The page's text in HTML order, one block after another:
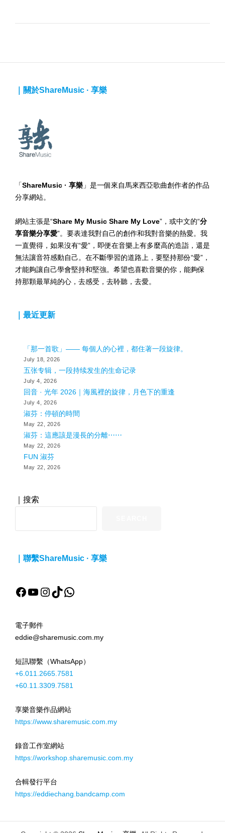
｜關於ShareMusic · 享樂
「ShareMusic · 享樂 」是一個來自馬來西亞歌曲創作者的作品
分享網站。
網站主張是“Share My Music Share My Love”，或中文的“分
享音樂分享愛”。要表達我對自己的創作和我對音樂的熱愛。我
一直覺得，如果沒有“愛”，即便在音樂上有多麼高的造詣，還是
無法讓音符感動自己。在不斷學習的道路上，要堅持那份“愛”，
才能夠讓自己學會堅持和堅強。希望也喜歡音樂的你，能夠保
持那顆最單純的心，去感受，去聆聽，去愛。
｜最近更新
「那一首歌」—— 每個人的心裡，都住著一段旋律。
July 18, 2026
五张专辑，一段持续发生的生命记录
July 4, 2026
回音 · 光年 2026｜海風裡的旋律，月色下的重逢
July 4, 2026
淑芬：停頓的時間
May 22, 2026
淑芬：這應該是漫長的分離⋯⋯
May 22, 2026
FUN 淑芬
May 22, 2026
｜搜索
｜聯繫ShareMusic · 享樂
Facebook
YouTube
Instagram
TikTokWhatsApp
電子郵件
eddie@sharemusic.com.my
短訊聯繫（WhatsApp）
+6.011.2665.7581
+60.11.3309.7581
享樂音樂作品網站
https://www.sharemusic.com.my
錄音工作室網站
https://workshop.sharemusic.com.my
合輯發行平台
https://eddiechang.bandcamp.com